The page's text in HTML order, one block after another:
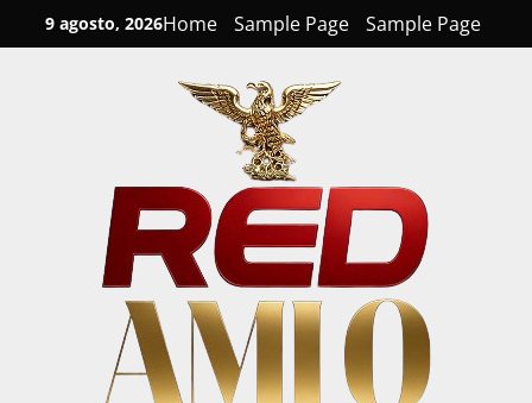
to
9 agosto, 2026Home Sample Page Sample Page